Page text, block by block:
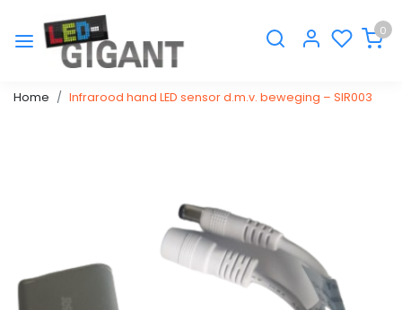
0
Home Infrarood hand LED sensor d.m.v. beweging – SIR003